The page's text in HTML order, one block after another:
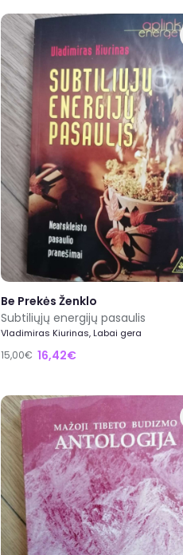
Be Prekės Ženklo
Subtiliųjų energijų pasaulis
Vladimiras Kiurinas, Labai gera
15,00€ 16,42€